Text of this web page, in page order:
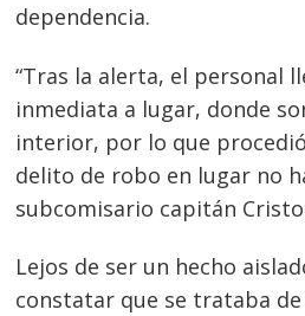
dependencia.
“Tras la alerta, el personal
inmediata a lugar, donde
interior, por lo que
delito de robo en lugar no
subcomisario capitán
Lejos de ser un hecho
constatar que se trataba